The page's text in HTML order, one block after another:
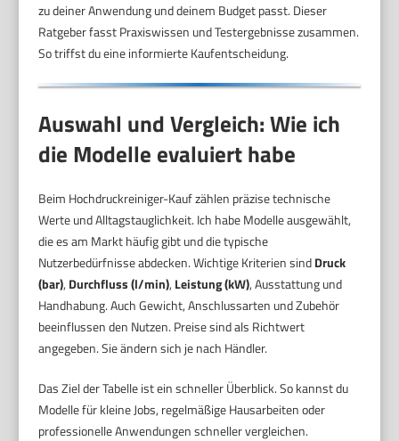
zu deiner Anwendung und deinem Budget passt. Dieser
Ratgeber fasst Praxiswissen und Testergebnisse zusammen.
So triffst du eine informierte Kaufentscheidung.
Auswahl und Vergleich: Wie ich
die Modelle evaluiert habe
Beim Hochdruckreiniger-Kauf zählen präzise technische
Werte und Alltagstauglichkeit. Ich habe Modelle ausgewählt,
die es am Markt häufig gibt und die typische
Nutzerbedürfnisse abdecken. Wichtige Kriterien sindDruck
(bar), Durchfluss (l/min), Leistung (kW), Ausstattung und
Handhabung. Auch Gewicht, Anschlussarten und Zubehör
beeinflussen den Nutzen. Preise sind als Richtwert
angegeben. Sie ändern sich je nach Händler.
Das Ziel der Tabelle ist ein schneller Überblick. So kannst du
Modelle für kleine Jobs, regelmäßige Hausarbeiten oder
professionelle Anwendungen schneller vergleichen.